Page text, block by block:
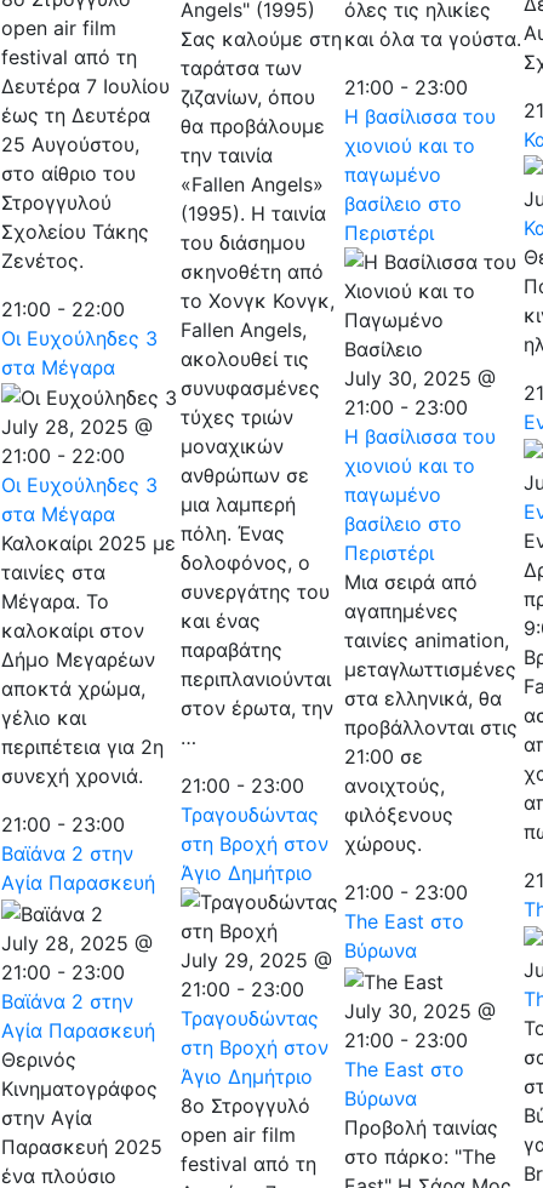
open air film
festival από τη
Δευτέρα 7 Ιουλίου
έως τη Δευτέρα
25 Αυγούστου,
στο αίθριο του
Στρογγυλού
Σχολείου Τάκης
Ζενέτος.
21:00 - 22:00
Οι Ευχούληδες 3
στα Μέγαρα
July 28, 2025 @
21:00 - 22:00
Οι Ευχούληδες 3
στα Μέγαρα
Καλοκαίρι 2025 με
ταινίες στα
Μέγαρα. Το
καλοκαίρι στον
Δήμο Μεγαρέων
αποκτά χρώμα,
γέλιο και
περιπέτεια για 2η
συνεχή χρονιά.
21:00 - 23:00
Βαϊάνα 2 στην
Αγία Παρασκευή
July 28, 2025 @
21:00 - 23:00
Βαϊάνα 2 στην
Αγία Παρασκευή
Θερινός
Κινηματογράφος
στην Αγία
Παρασκευή 2025
ένα πλούσιο
Angels" (1995)
Σας καλούμε στη
ταράτσα των
ζιζανίων, όπου
θα προβάλουμε
την ταινία
«Fallen Angels»
(1995). Η ταινία
του διάσημου
σκηνοθέτη από
το Χονγκ Κονγκ,
Fallen Angels,
ακολουθεί τις
συνυφασμένες
τύχες τριών
μοναχικών
ανθρώπων σε
μια λαμπερή
πόλη. Ένας
δολοφόνος, ο
συνεργάτης του
και ένας
παραβάτης
περιπλανιούνται
στον έρωτα, την
…
21:00 - 23:00
Τραγουδώντας
στη Βροχή στον
Άγιο Δημήτριο
July 29, 2025 @
21:00 - 23:00
Τραγουδώντας
στη Βροχή στον
Άγιο Δημήτριο
8ο Στρογγυλό
open air film
festival από τη
όλες τις ηλικίες
και όλα τα γούστα.
21:00 - 23:00
Η βασίλισσα του
χιονιού και το
παγωμένο
βασίλειο στο
Περιστέρι
July 30, 2025 @
21:00 - 23:00
Η βασίλισσα του
χιονιού και το
παγωμένο
βασίλειο στο
Περιστέρι
Μια σειρά από
αγαπημένες
ταινίες animation,
μεταγλωττισμένες
στα ελληνικά, θα
προβάλλονται στις
21:00 σε
ανοιχτούς,
φιλόξενους
χώρους.
21:00 - 23:00
The East στο
Βύρωνα
July 30, 2025 @
21:00 - 23:00
The East στο
Βύρωνα
Προβολή ταινίας
στο πάρκο: "The